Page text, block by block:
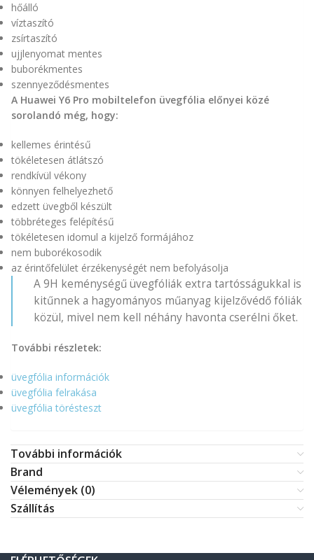
hőálló
víztaszító
zsírtaszító
ujjlenyomat mentes
buborékmentes
szennyeződésmentes
A Huawei Y6 Pro mobiltelefon üvegfólia előnyei közé
sorolandó még, hogy:
kellemes érintésű
tökéletesen átlátszó
rendkívül vékony
könnyen felhelyezhető
edzett üvegből készült
többréteges felépítésű
tökéletesen idomul a kijelző formájához
nem buborékosodik
az érintőfelület érzékenységét nem befolyásolja
A 9H keménységű üvegfóliák extra tartósságukkal is
kitűnnek a hagyományos műanyag kijelzővédő fóliák
közül, mivel nem kell néhány havonta cserélni őket.
További részletek:
üvegfólia információk
üvegfólia felrakása
üvegfólia törésteszt
További információk
Brand
Vélemények (0)
Szállítás